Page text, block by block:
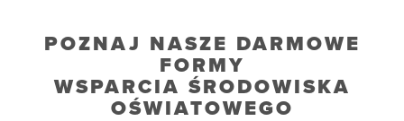
POZNAJ NASZE DARMOWE
FORMY
WSPARCIA ŚRODOWISKA
OŚWIATOWEGO